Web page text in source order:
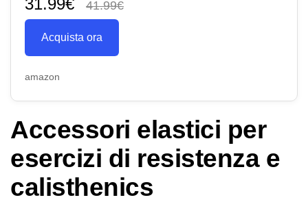
41.99€
Acquista ora
amazon
Accessori elastici per
esercizi di resistenza e
calisthenics